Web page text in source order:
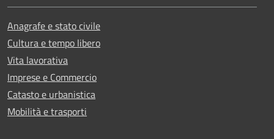
Anagrafe e stato civile
Cultura e tempo libero
Vita lavorativa
Imprese e Commercio
Catasto e urbanistica
Mobilità e trasporti